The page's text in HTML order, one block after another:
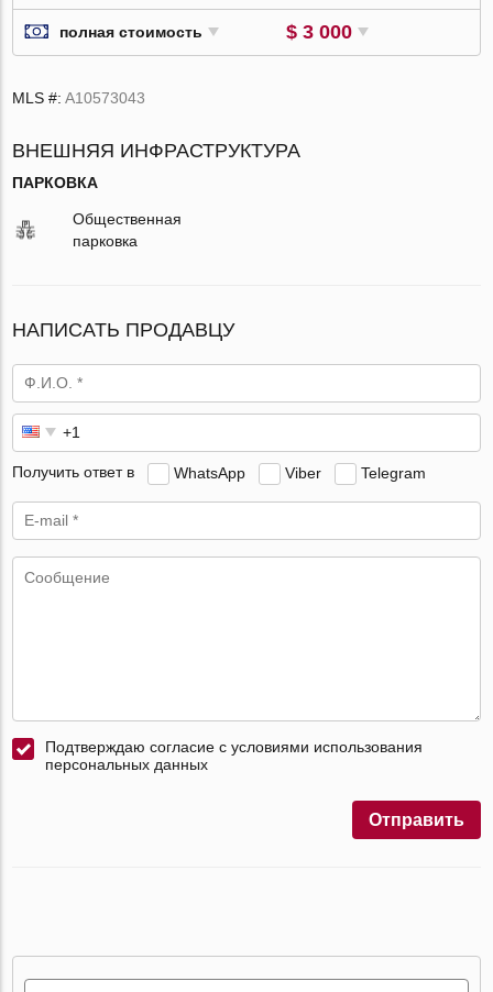
полная стоимость $ 3 000
MLS #:A10573043
ВНЕШНЯЯ ИНФРАСТРУКТУРА
ПАРКОВКА
Общественная
парковка
НАПИСАТЬ ПРОДАВЦУ
Получить ответ в WhatsApp Viber Telegram
Подтверждаю согласие с условиями использования
персональных данных
Отправить